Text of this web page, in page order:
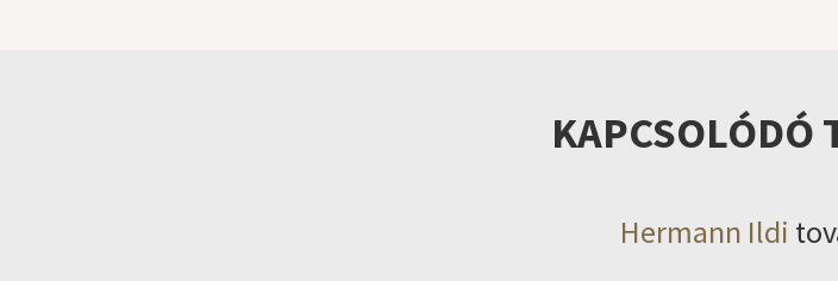
KAPCSOLÓDÓ
Hermann Ildi